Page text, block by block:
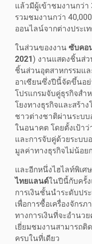
แล้วมีผู้เข้าชมงานกว่า
รวมชมงานกว่า
ออนไลน์จากต่างประเ
ในส่วนของงาน ซับคอ
2021) งานแสดงชิ้นส่ว
ชิ้นส่วนอุตสาหกรรมแ
อาเซียนซึ่งปีนี้จัดขึ้นอย่
โปรแกรมจับคู่ธุรกิจสำ
โยงทางธุรกิจและสร้า
ชาวต่างชาติผ่านระบ
ในอนาคต โดยตั้งเป้า
และการจับคู่ด้วยระบบ
มูลค่าทางธุรกิจไม่น้อย
และอีกหนึ่งไฮไลท์พิเศ
ไทยแลนด์ในปีนี้กับครั้
การเงินชั้นนำระดับปร
เพื่อการซื้อเครื่องจักร
ทางการเงินที่จะอำนว
เยี่ยมชมงานสามารถติ
ครบในที่เดียว